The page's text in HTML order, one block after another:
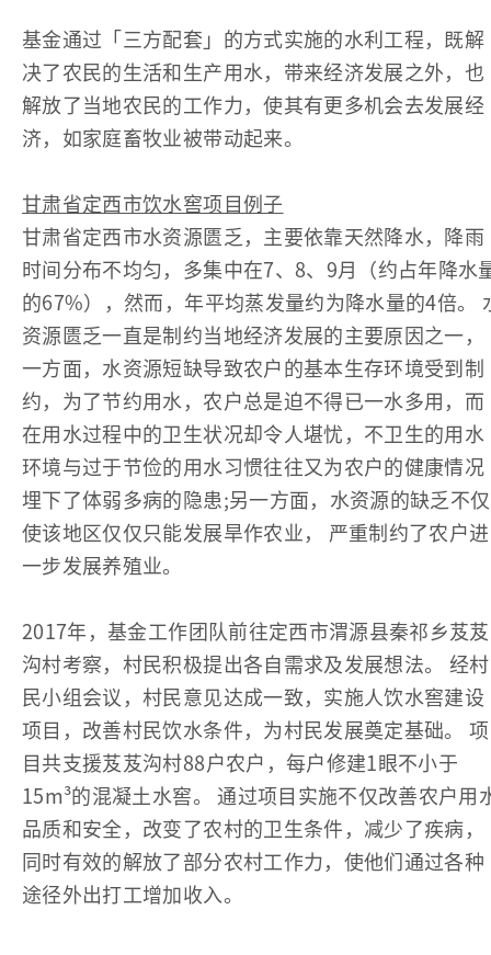
基金通过「三方配套」的方式实施的水利工程，既解
决了农民的生活和生产用水，带来经济发展之外，也
解放了当地农民的工作力，使其有更多机会去发展经
济，如家庭畜牧业被带动起来。
甘肃省定西市饮水窖项目例子
甘肃省定西市水资源匮乏，主要依靠天然降水，降雨
时间分布不均匀，多集中在7、8、9月（约占年降水
的67%），然而，年平均蒸发量约为降水量的4倍。
资源匮乏一直是制约当地经济发展的主要原因之一，
一方面，水资源短缺导致农户的基本生存环境受到制
约，为了节约用水，农户总是迫不得已一水多用，而
在用水过程中的卫生状况却令人堪忧，不卫生的用水
环境与过于节俭的用水习惯往往又为农户的健康情况
埋下了体弱多病的隐患;另一方面，水资源的缺乏不仅
使该地区仅仅只能发展旱作农业， 严重制约了农户进
一步发展养殖业。
2017年，基金工作团队前往定西市渭源县秦祁乡芨芨
沟村考察，村民积极提出各自需求及发展想法。 经村
民小组会议，村民意见达成一致，实施人饮水窖建设
项目，改善村民饮水条件，为村民发展奠定基础。 项
目共支援芨芨沟村88户农户，每户修建1眼不小于
15m³的混凝土水窖。 通过项目实施不仅改善农户用
品质和安全，改变了农村的卫生条件，减少了疾病，
同时有效的解放了部分农村工作力，使他们通过各种
途径外出打工增加收入。